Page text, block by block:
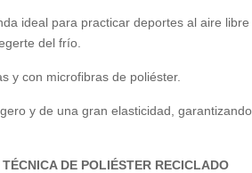
ideal para practicar deportes al aire libre
del frío.
y con microfibras de poliéster.
y de una gran elasticidad, garantizando
DE POLIÉSTER RECICLADO